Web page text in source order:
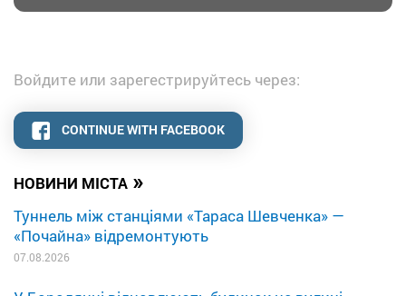
НОВИНИ МІСТА »
Туннель між станціями «Тараса Шевченка» —
«Почайна» відремонтують
07.08.2026
Войдите или зарегестрируйтесь через:
CONTINUE WITH FACEBOOK